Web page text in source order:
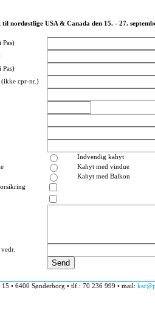
nordøstlige USA & Canada den 15. - 27.
Pas)
Pas)
(ikke cpr-nr.)
Indvendig kahyt
Kahyt med vindue
Kahyt med Balkon
15 • 6400 Sønderborg • tlf.: 70 236 999 • mail: